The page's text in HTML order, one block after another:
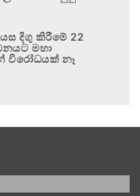
දිගු කිරීමේ 22
මහා
විරෝධයක් නෑ